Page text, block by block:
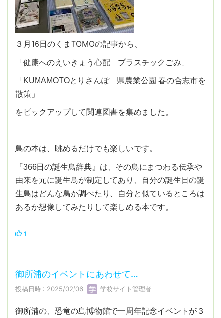
３月16日のくまTOMOの記事から、
「健康へのえいきょう心配 プラスチックごみ」
「KUMAMOTOとりさんぽ 県農業公園 春の合志市を
散策」
をピックアップして関連図書を集めました。
鳥の本は、眺めるだけでも楽しいです。
『366日の誕生鳥辞典』は、その鳥にまつわる伝承や
由来を元に誕生鳥が制定してあり、自分の誕生日の誕
生鳥はどんな鳥か調べたり、自分と似ているところは
あるか想像してみたりして楽しめる本です。
1
御所浦のイベントにあわせて…
投稿日時 : 2025/02/06 学校サイト管理者
御所浦の、恐竜の島博物館で一周年記念イベントが３